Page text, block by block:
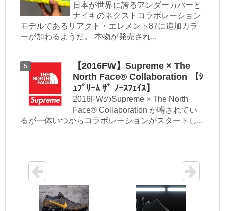
日本が世界に誇るアンダーカバーと
ナイキのネクストコラボレーション
モデルであるリアクト・エレメント87に追加カラ
ーが加わるようだ。 本物が発売され...
【2016FW】Supreme × The
North Face® Collaboration 【ｼ
ｭﾌﾟﾘｰﾑ ｻﾞ ﾉｰｽﾌｪｲｽ】
2016FWのSupreme × The North
Face® Collaboration が噂されてい
るが一体いつからコラボレーションがスタートし...